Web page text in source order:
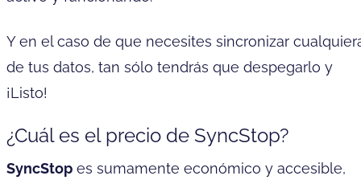
Y en el caso de que necesites sincronizar
de tus datos, tan sólo tendrás que despegarlo y
¡Listo!
¿Cuál es el precio de SyncStop?
SyncStop es sumamente económico y accesible,